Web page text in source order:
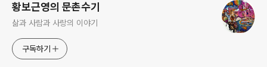
황보근영의 문촌수기
삶과 사람과 사랑의 이야기
구독하기